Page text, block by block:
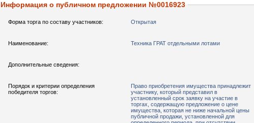
Информация о публичном предложении №0016923
Форма торга по составу участников: Открытая
Наименование: Техника ГРАТ отдельными лотами
Дополнительные сведения:
Порядок и критерии определения
победителя торгов:
Право приобретения имущества принадлежит
участнику, который представил в
установленный срок заявку на участие в
торгах, содержащую предложение о цене
имущества, которая не ниже начальной цены
публичной продажи, установленной для